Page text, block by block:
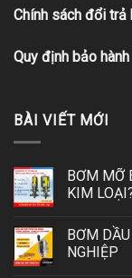
Chính sách đổi trả
Quy định bảo hành
BÀI VIẾT MỚI
BƠM MỠ
KIM
BƠM
NGHIỆP